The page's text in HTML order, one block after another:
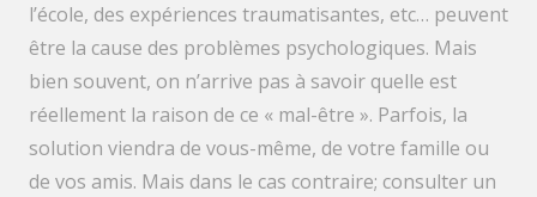
l’école, des expériences traumatisantes, etc… peuvent
être la cause des problèmes psychologiques. Mais
bien souvent, on n’arrive pas à savoir quelle est
réellement la raison de ce « mal-être ». Parfois, la
solution viendra de vous-même, de votre famille ou
de vos amis. Mais dans le cas contraire; consulter un